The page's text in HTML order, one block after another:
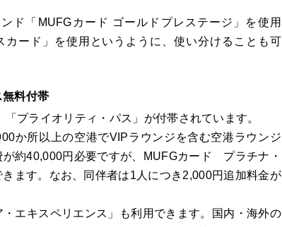
ド「MUFGカード ゴールドプレステージ」を使用
ード」を使用というように、使い分けることも可
料付帯
プライオリティ・パス」が付帯されています。
か所以上の空港でVIPラウンジを含む空港ラウンジ
約40,000円必要ですが、MUFGカード プラチナ・
ます。なお、同伴者は1人につき2,000円追加料金が
エキスペリエンス」も利用できます。国内・海外の